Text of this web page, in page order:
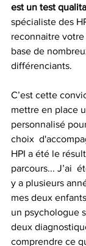
est un test
spécialiste des
reconnaitre
base de
différenciants.
C’est cette
mettre en place
personnalisé
choix
HPI a été le
parcours... J’ai
y a plusieurs
mes deux
un psychologue
deux
comprendre ce